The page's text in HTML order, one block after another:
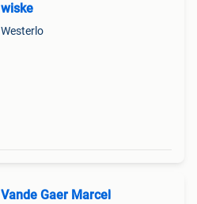
wiske
Westerlo
Vande Gaer Marcel